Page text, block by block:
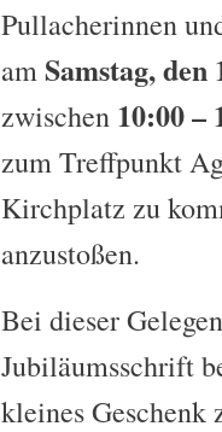
Pullacherinnen
amSamstag, den
zwischen 10:00 –
zum Treffpunkt
Kirchplatz zu
anzustoßen.
Bei dieser
Jubiläumsschrift
kleines Geschenk